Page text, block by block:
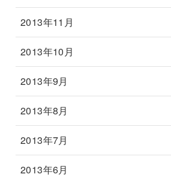
2013年11月
2013年10月
2013年9月
2013年8月
2013年7月
2013年6月